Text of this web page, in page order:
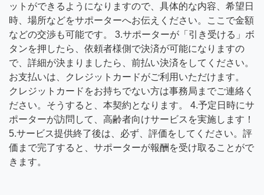
ットができるようになりますので、具体的な内容、希望日
時、場所などをサポーターへお伝えください。ここで金額
などの交渉も可能です。 3.サポーターが「引き受ける」ボ
タンを押したら、依頼者様側で決済が可能になりますの
で、詳細が決まりましたら、前払い決済をしてください。
お支払いは、クレジットカードがご利用いただけます。
クレジットカードをお持ちでない方は事務局までご連絡く
ださい。そうすると、本契約となります。 4.予定日時にサ
ポーターが訪問して、高齢者向けサービスを実施します！
5.サービス提供終了後は、必ず、評価をしてください。評
価まで完了すると、サポーターが報酬を受け取ることがで
きます。